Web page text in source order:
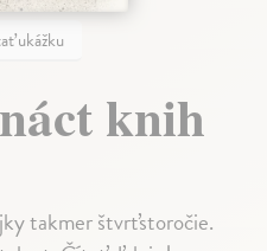
ukážku
knih
takmer štvrťstoročie.